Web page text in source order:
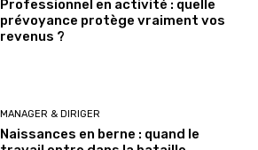
Professionnel en activité : quelle
prévoyance protège vraiment vos
revenus ?
MANAGER & DIRIGER
Naissances en berne : quand le